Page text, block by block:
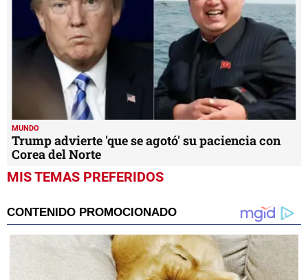
MUNDO
Trump advierte 'que se agotó' su paciencia con
Corea del Norte
MIS TEMAS PREFERIDOS